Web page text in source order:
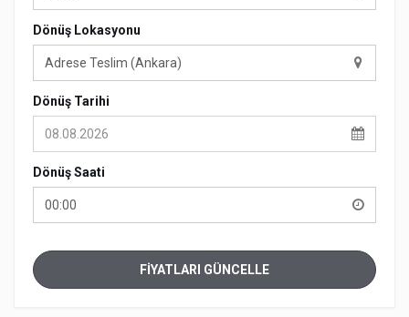
Dönüş Lokasyonu
Adrese Teslim (Ankara)
Dönüş Tarihi
Dönüş Saati
00:00
FIYATLARI GÜNCELLE